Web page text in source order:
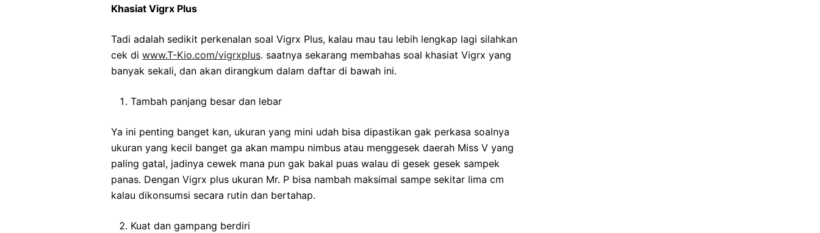
Khasiat Vigrx Plus
Tadi adalah sedikit perkenalan soal Vigrx Plus, kalau mau tau lebih lengkap lagi silahkan
cek di www.T-Kio.com/vigrxplus. saatnya sekarang membahas soal khasiat Vigrx yang
banyak sekali, dan akan dirangkum dalam daftar di bawah ini.
Tambah panjang besar dan lebar
Ya ini penting banget kan, ukuran yang mini udah bisa dipastikan gak perkasa soalnya
ukuran yang kecil banget ga akan mampu nimbus atau menggesek daerah Miss V yang
paling gatal, jadinya cewek mana pun gak bakal puas walau di gesek gesek sampek
panas. Dengan Vigrx plus ukuran Mr. P bisa nambah maksimal sampe sekitar lima cm
kalau dikonsumsi secara rutin dan bertahap.
Kuat dan gampang berdiri